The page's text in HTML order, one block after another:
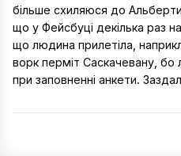
більше схиляюся до
що у Фейсбуці декілька раз
що людина прилетіла,
ворк перміт Саскачевану,
при заповненні анкети.